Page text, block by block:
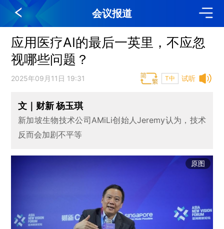
会议报道
应用医疗AI的最后一英里，不应忽
视哪些问题？
试听
2025年09月11日 19:31 T中
文｜财新 杨玉琪
新加坡生物技术公司AMiLi创始人Jeremy认为，技术
反而会加剧不平等
原图